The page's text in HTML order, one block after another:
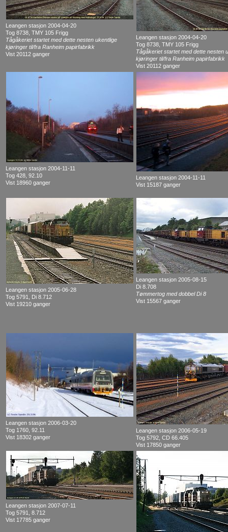
Leangen stasjon 2004-04-20
Tog 8738, TMY 105 Frigg
Tågåkeriet startet med dette nesten ukentlige
kjøringer til/fra Ranheim papirfabrikk
Vist 20112 ganger
Leangen stasjon 2004-04-20
Tog 8738, TMY 105 Frigg
Tågåkeriet startet med dette nesten
kjøringer til/fra Ranheim papirfabrikk
Vist 20112 ganger
Leangen stasjon 2004-11-11
Tog 428, 92.10
Vist 18960 ganger
Leangen stasjon 2004-11-11
Vist 15187 ganger
Leangen stasjon 2005-06-28
Tog 5791, Di 8.712
Vist 19210 ganger
Leangen stasjon 2005-08-15
Di 8.708
Tømmertog med dobbel Di 8
Vist 15567 ganger
Leangen stasjon 2006-03-20
Tog 1760, 92.11
Vist 18302 ganger
Leangen stasjon 2006-05-19
Tog 5792, CD 66.405
Vist 17850 ganger
Leangen stasjon 2007-07-11
Tog 5791, 8.712
Vist 17785 ganger